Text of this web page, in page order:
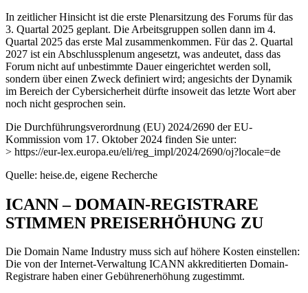
In zeitlicher Hinsicht ist die erste Plenarsitzung des Forums für das
3. Quartal 2025 geplant. Die Arbeitsgruppen sollen dann im 4.
Quartal 2025 das erste Mal zusammenkommen. Für das 2. Quartal
2027 ist ein Abschlussplenum angesetzt, was andeutet, dass das
Forum nicht auf unbestimmte Dauer eingerichtet werden soll,
sondern über einen Zweck definiert wird; angesichts der Dynamik
im Bereich der Cybersicherheit dürfte insoweit das letzte Wort aber
noch nicht gesprochen sein.
Die Durchführungsverordnung (EU) 2024/2690 der EU-
Kommission vom 17. Oktober 2024 finden Sie unter:
> https://eur-lex.europa.eu/eli/reg_impl/2024/2690/oj?locale=de
Quelle: heise.de, eigene Recherche
ICANN – DOMAIN-REGISTRARE
STIMMEN PREISERHÖHUNG ZU
Die Domain Name Industry muss sich auf höhere Kosten einstellen:
Die von der Internet-Verwaltung ICANN akkreditierten Domain-
Registrare haben einer Gebührenerhöhung zugestimmt.